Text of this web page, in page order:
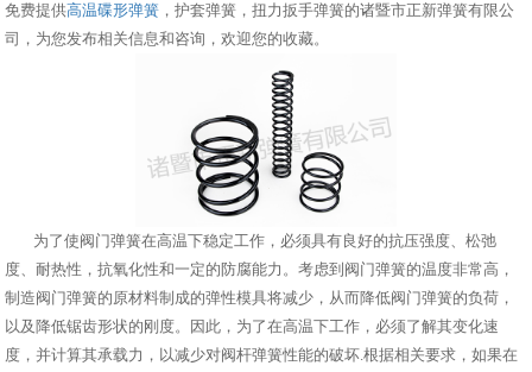
免费提供高温碟形弹簧 ，护套弹簧，扭力扳手弹簧的诸暨市正新弹簧有限公
司，为您发布相关信息和咨询，欢迎您的收藏。
为了使阀门弹簧在高温下稳定工作，必须具有良好的抗压强度、松弛
度、耐热性，抗氧化性和一定的防腐能力。考虑到阀门弹簧的温度非常高，
制造阀门弹簧的原材料制成的弹性模具将减少，从而降低阀门弹簧的负荷，
以及降低锯齿形状的刚度。因此，为了在高温下工作，必须了解其变化速
度，并计算其承载力，以减少对阀杆弹簧性能的破坏.根据相关要求，如果在